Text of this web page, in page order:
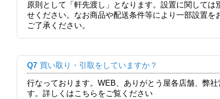
原則として「軒先渡し」となります。設置に関して
せください。なお商品や配送条件等により一部設置
ご了承ください。
Q7 買い取り・引取をしていますか？
行なっております。WEB、ありがとう屋各店舗、弊
す。詳しくはこちらをご覧ください